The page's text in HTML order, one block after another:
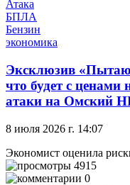
Атака
БПЛА
Бензин
экономика
Эксклюзив
что будет с ценами
атаки на Омский
8 июля 2026 г. 14:07
Экономист оценила
4915
0